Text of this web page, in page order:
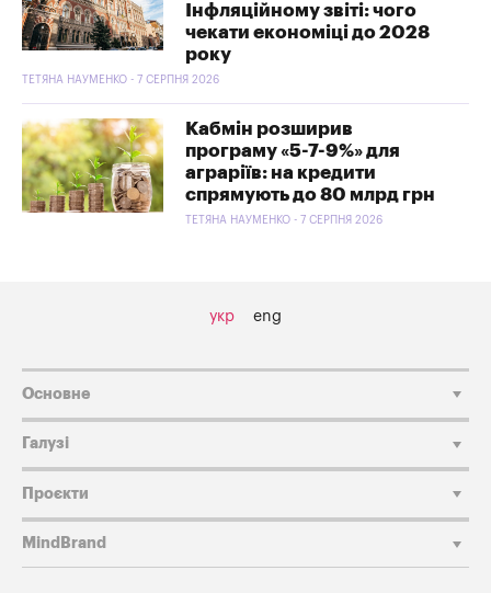
Інфляційному звіті: чого
чекати економіці до 2028
року
ТЕТЯНА НАУМЕНКО - 7 СЕРПНЯ 2026
Кабмін розширив
програму «5-7-9%» для
аграріїв: на кредити
спрямують до 80 млрд грн
ТЕТЯНА НАУМЕНКО - 7 СЕРПНЯ 2026
укр eng
Основне
Галузі
Проєкти
MindBrand